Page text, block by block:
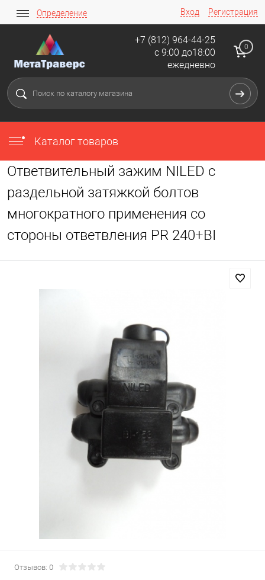
Вход Регистрация
Определение
+7 (812) 964-44-25
с 9:00 до18:00
ежедневно
0
Каталог товаров
Ответвительный зажим NILED с
раздельной затяжкой болтов
многократного применения со
стороны ответвления РR 240+BI
Отзывов: 0